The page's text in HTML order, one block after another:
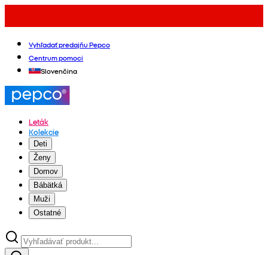
Vyhľadať predajňu Pepco
Centrum pomoci
Slovenčina
Leták
Kolekcie
Deti
Ženy
Domov
Bábätká
Muži
Ostatné